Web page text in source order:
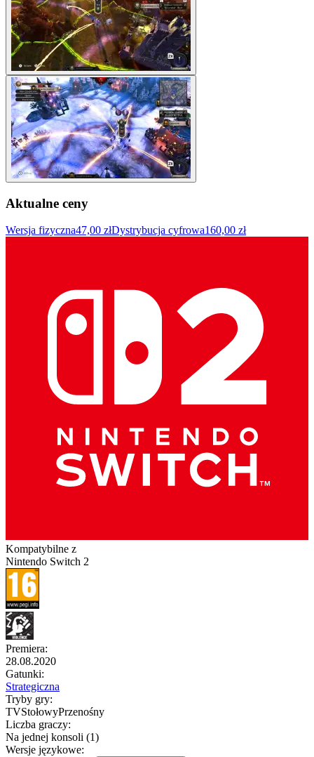
Aktualne ceny
Wersja fizyczna47,00 złDystrybucja cyfrowa160,00 zł
Kompatybilne z
Nintendo Switch 2
Premiera:
28.08.2020
Gatunki:
Strategiczna
Tryby gry:
TVStołowyPrzenośny
Liczba graczy:
Na jednej konsoli (1)
Wersje językowe: